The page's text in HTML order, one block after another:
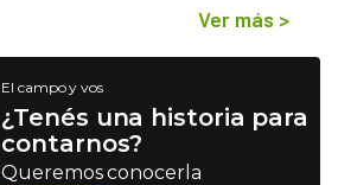
Ver más >
El campo y vos
¿Tenés una historia para
contarnos?
Queremos conocerla